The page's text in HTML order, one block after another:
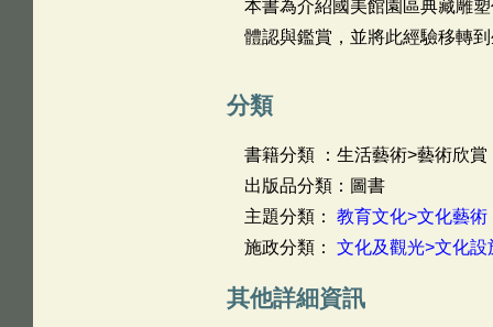
本書為介紹國美館園區典藏雕
體認與鑑賞，並將此經驗移轉
分類
書籍分類 ：生活藝術>藝術欣賞
出版品分類：圖書
主題分類： 教育文化>文化藝術
施政分類： 文化及觀光>文化
其他詳細資訊